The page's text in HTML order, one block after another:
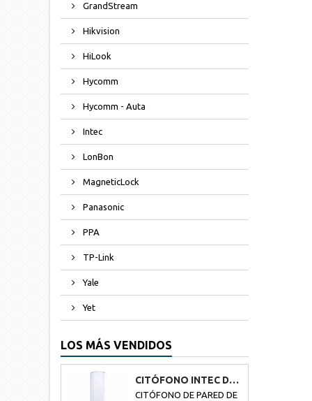
GrandStream
Hikvision
HiLook
Hycomm
Hycomm - Auta
Intec
LonBon
MagneticLock
Panasonic
PPA
TP-Link
Yale
Yet
LOS MÁS VENDIDOS
CITÓFONO INTEC DE UN BOTÓN BOT-1
CITÓFONO DE PARED DE